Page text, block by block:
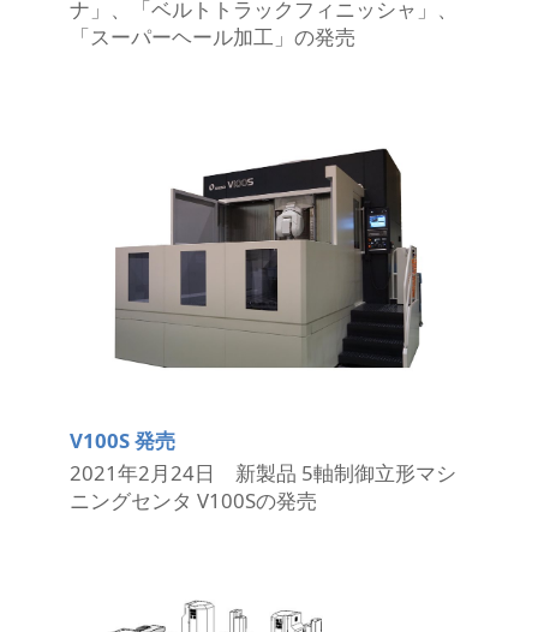
ナ」、「ベルトトラックフィニッシャ」、
「スーパーヘール加工」の発売
V100S 発売
2021年2月24日 新製品 5軸制御立形マシ
ニングセンタ V100Sの発売